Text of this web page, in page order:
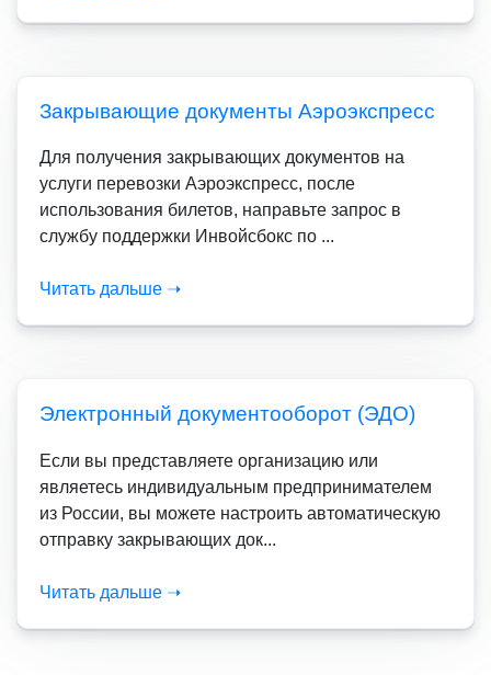
Закрывающие документы Аэроэкспресс
Для получения закрывающих документов на
услуги перевозки Аэроэкспресс, после
использования билетов, направьте запрос в
службу поддержки Инвойсбокс по ...
Читать дальше ➝
Электронный документооборот (ЭДО)
Если вы представляете организацию или
являетесь индивидуальным предпринимателем
из России, вы можете настроить автоматическую
отправку закрывающих док...
Читать дальше ➝